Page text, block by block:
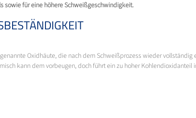
sowie für eine höhere Schweißgeschwindigkeit.
Oxidhäute, die nach dem Schweißprozess wieder
kann dem vorbeugen, doch führt ein zu hoher Kohlendioxidanteil